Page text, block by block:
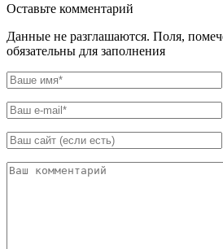
Оставьте комментарий
Данные не разглашаются. Поля,
обязательны для заполнения